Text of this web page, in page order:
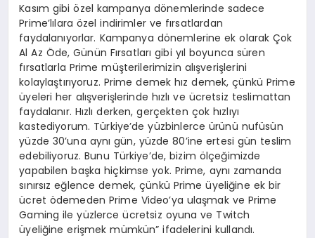
Kasım gibi özel kampanya dönemlerinde sadece
Prime’lılara özel indirimler ve fırsatlardan
faydalanıyorlar. Kampanya dönemlerine ek olarak Çok
Al Az Öde, Günün Fırsatları gibi yıl boyunca süren
fırsatlarla Prime müşterilerimizin alışverişlerini
kolaylaştırıyoruz. Prime demek hız demek, çünkü Prime
üyeleri her alışverişlerinde hızlı ve ücretsiz teslimattan
faydalanır. Hızlı derken, gerçekten çok hızlıyı
kastediyorum. Türkiye’de yüzbinlerce ürünü nufüsün
yüzde 30’una aynı gün, yüzde 80’ine ertesi gün teslim
edebiliyoruz. Bunu Türkiye’de, bizim ölçeğimizde
yapabilen başka hiçkimse yok. Prime, aynı zamanda
sınırsız eğlence demek, çünkü Prime üyeliğine ek bir
ücret ödemeden Prime Video’ya ulaşmak ve Prime
Gaming ile yüzlerce ücretsiz oyuna ve Twitch
üyeliğine erişmek mümkün” ifadelerini kullandı.